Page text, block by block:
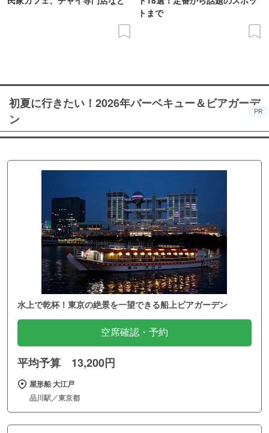
トまで
初夏に行きたい！2026年バーベキュー＆ビアガーデ
ン
PR
水上で乾杯！東京の絶景を一望できる船上ビアガーデン
空席確認・予約
平均予算 13,200円
屋形船 大江戸
品川駅／東京都